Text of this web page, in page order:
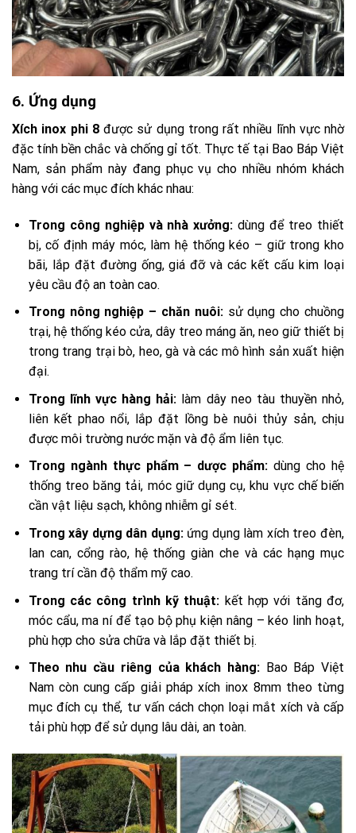
6. Ứng dụng
Xích inox phi 8được sử dụng trong rất nhiều lĩnh vực nhờ
đặc tính bền chắc và chống gỉ tốt. Thực tế tại Bao Báp Việt
Nam, sản phẩm này đang phục vụ cho nhiều nhóm khách
hàng với các mục đích khác nhau:
Trong công nghiệp và nhà xưởng: dùng để treo thiết
bị, cố định máy móc, làm hệ thống kéo – giữ trong kho
bãi, lắp đặt đường ống, giá đỡ và các kết cấu kim loại
yêu cầu độ an toàn cao.
Trong nông nghiệp – chăn nuôi:sử dụng cho chuồng
trại, hệ thống kéo cửa, dây treo máng ăn, neo giữ thiết bị
trong trang trại bò, heo, gà và các mô hình sản xuất hiện
đại.
Trong lĩnh vực hàng hải: làm dây neo tàu thuyền nhỏ,
liên kết phao nổi, lắp đặt lồng bè nuôi thủy sản, chịu
được môi trường nước mặn và độ ẩm liên tục.
Trong ngành thực phẩm – dược phẩm: dùng cho hệ
thống treo băng tải, móc giữ dụng cụ, khu vực chế biến
cần vật liệu sạch, không nhiễm gỉ sét.
Trong xây dựng dân dụng:ứng dụng làm xích treo đèn,
lan can, cổng rào, hệ thống giàn che và các hạng mục
trang trí cần độ thẩm mỹ cao.
Trong các công trình kỹ thuật: kết hợp với tăng đơ,
móc cẩu, ma ní để tạo bộ phụ kiện nâng – kéo linh hoạt,
phù hợp cho sửa chữa và lắp đặt thiết bị.
Theo nhu cầu riêng của khách hàng:Bao Báp Việt
Nam còn cung cấp giải pháp xích inox 8mm theo từng
mục đích cụ thể, tư vấn cách chọn loại mắt xích và cấp
tải phù hợp để sử dụng lâu dài, an toàn.